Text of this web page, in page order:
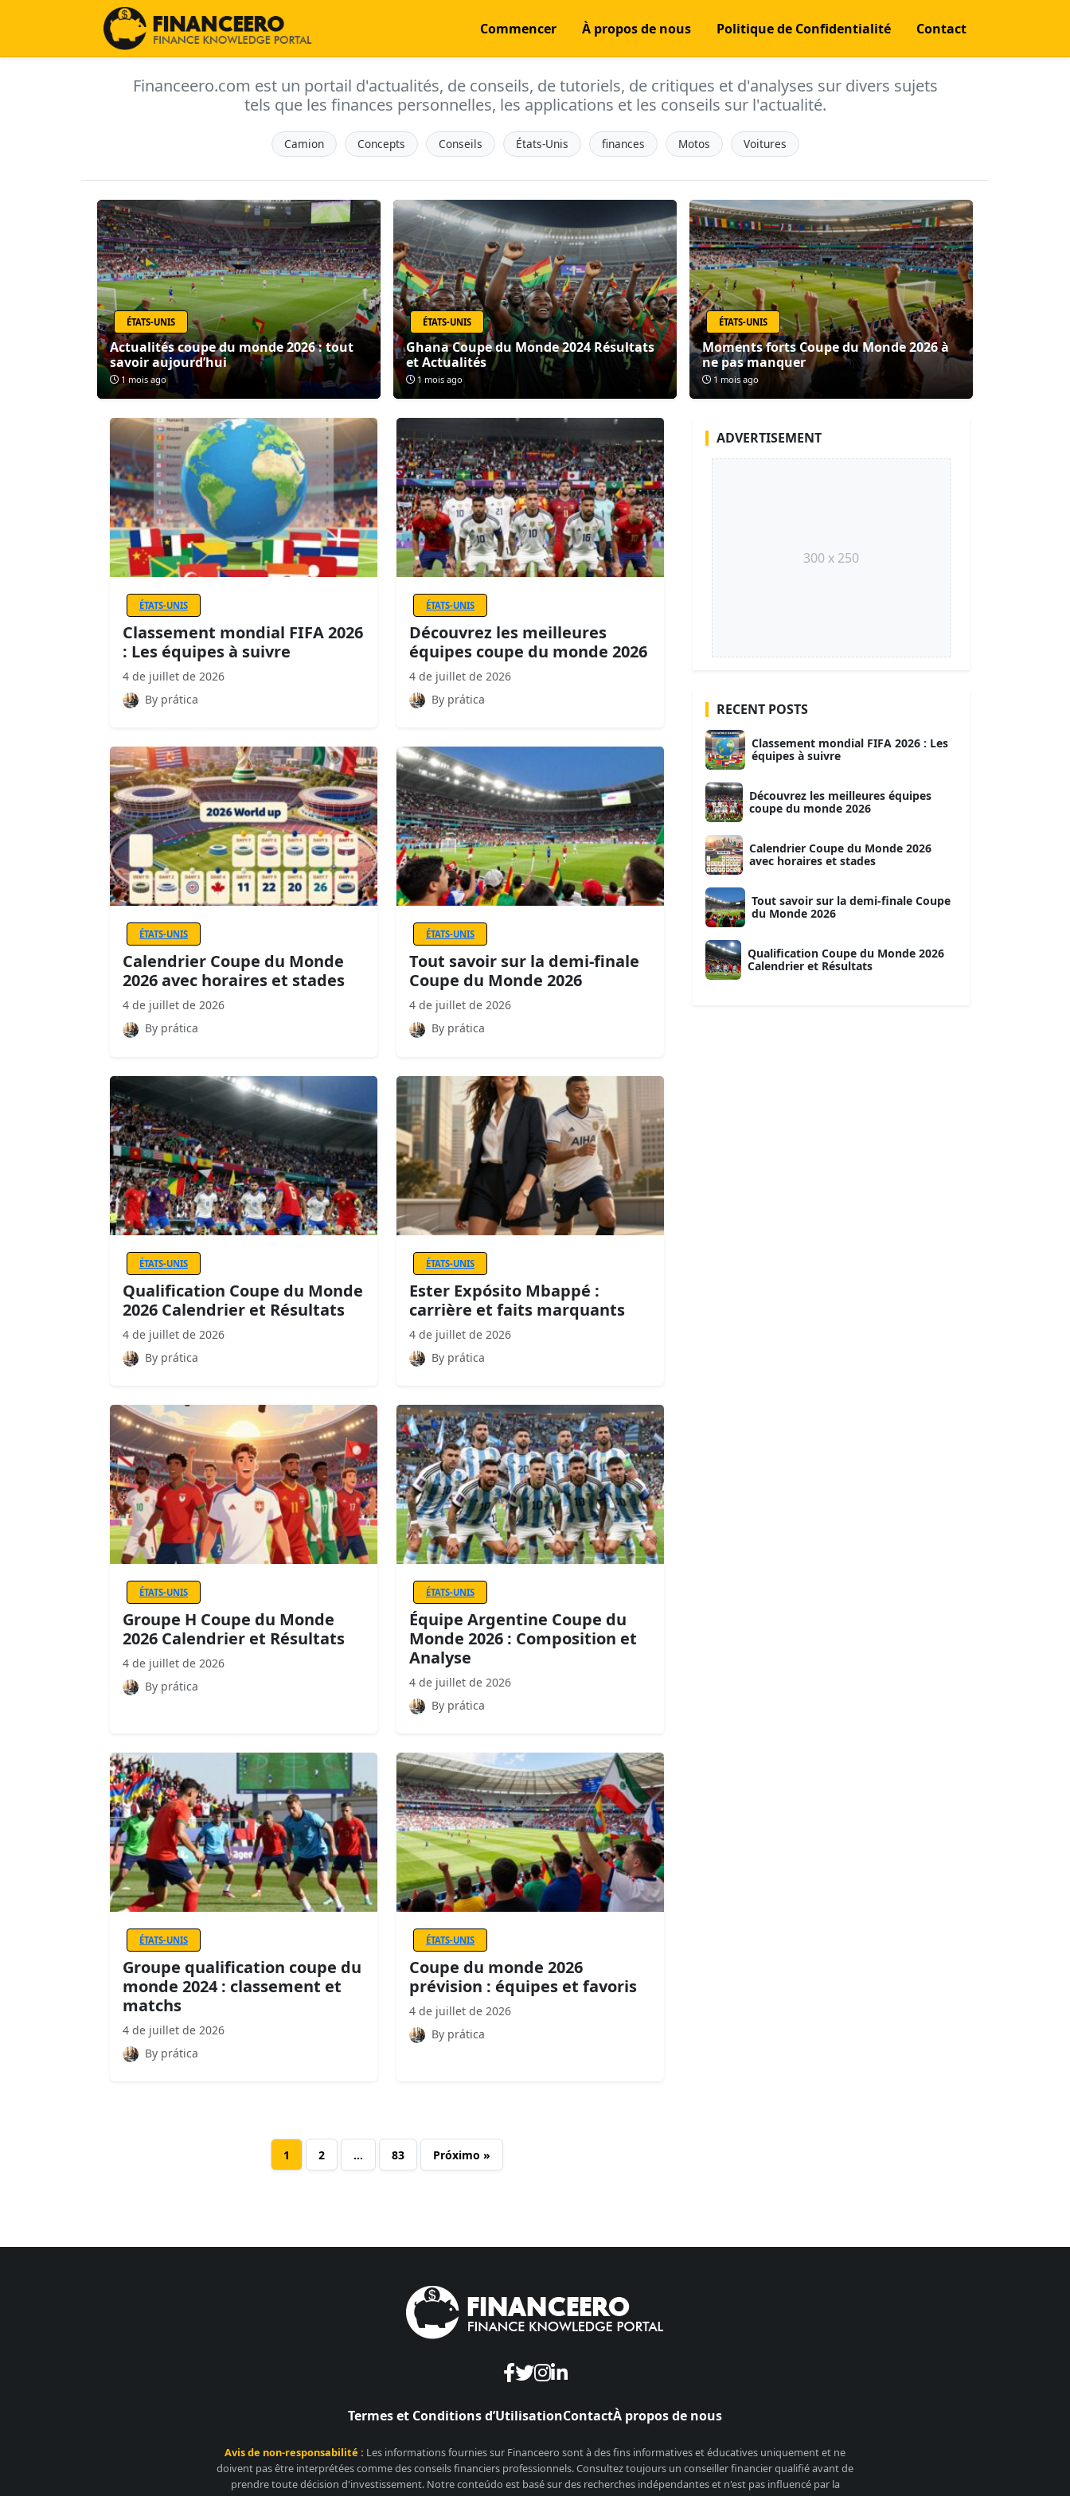
Commencer À propos de nous Politique de Confidentialité Contact
Financeero.com est un portail d'actualités, de conseils, de tutoriels, de critiques et d'analyses sur divers sujets
tels que les finances personnelles, les applications et les conseils sur l'actualité.
Camion Concepts Conseils États-Unis finances Motos Voitures
ÉTATS-UNIS
Actualités coupe du monde 2026 : tout
savoir aujourd’hui
1 mois ago
ÉTATS-UNIS
Ghana Coupe du Monde 2024 Résultats
et Actualités
1 mois ago
ÉTATS-UNIS
Moments forts Coupe du Monde 2026 à
ne pas manquer
1 mois ago
ÉTATS-UNIS
Classement mondial FIFA 2026
: Les équipes à suivre
4 de juillet de 2026
By prática
ÉTATS-UNIS
Découvrez les meilleures
équipes coupe du monde 2026
4 de juillet de 2026
By prática
ÉTATS-UNIS
Calendrier Coupe du Monde
2026 avec horaires et stades
4 de juillet de 2026
By prática
ÉTATS-UNIS
Tout savoir sur la demi-finale
Coupe du Monde 2026
4 de juillet de 2026
By prática
ÉTATS-UNIS
Qualification Coupe du Monde
2026 Calendrier et Résultats
4 de juillet de 2026
By prática
ÉTATS-UNIS
Ester Expósito Mbappé :
carrière et faits marquants
4 de juillet de 2026
By prática
ÉTATS-UNIS
Groupe H Coupe du Monde
2026 Calendrier et Résultats
4 de juillet de 2026
By prática
ÉTATS-UNIS
Équipe Argentine Coupe du
Monde 2026 : Composition et
Analyse
4 de juillet de 2026
By prática
ÉTATS-UNIS
Groupe qualification coupe du
monde 2024 : classement et
matchs
4 de juillet de 2026
By prática
ÉTATS-UNIS
Coupe du monde 2026
prévision : équipes et favoris
4 de juillet de 2026
By prática
1 2 … 83 Próximo »
ADVERTISEMENT
300 x 250
RECENT POSTS
Classement mondial FIFA 2026 : Les
équipes à suivre
Découvrez les meilleures équipes
coupe du monde 2026
Calendrier Coupe du Monde 2026
avec horaires et stades
Tout savoir sur la demi-finale Coupe
du Monde 2026
Qualification Coupe du Monde 2026
Calendrier et Résultats
Termes et Conditions d’UtilisationContactÀ propos de nous
Avis de non-responsabilité : Les informations fournies sur Financeero sont à des fins informatives et éducatives uniquement et ne
doivent pas être interprétées comme des conseils financiers professionnels. Consultez toujours un conseiller financier qualifié avant de
prendre toute décision d'investissement. Notre conteúdo est basé sur des recherches indépendantes et n'est pas influencé par la